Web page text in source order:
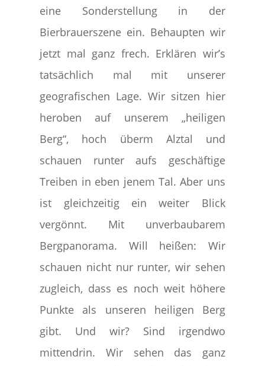
eine Sonderstellung in der
Bierbrauerszene ein. Behaupten wir
jetzt mal ganz frech. Erklären wir’s
tatsächlich mal mit unserer
geografischen Lage. Wir sitzen hier
heroben auf unserem „heiligen
Berg“, hoch überm Alztal und
schauen runter aufs geschäftige
Treiben in eben jenem Tal. Aber uns
ist gleichzeitig ein weiter Blick
vergönnt. Mit unverbaubarem
Bergpanorama. Will heißen: Wir
schauen nicht nur runter, wir sehen
zugleich, dass es noch weit höhere
Punkte als unseren heiligen Berg
gibt. Und wir? Sind irgendwo
mittendrin. Wir sehen das ganz